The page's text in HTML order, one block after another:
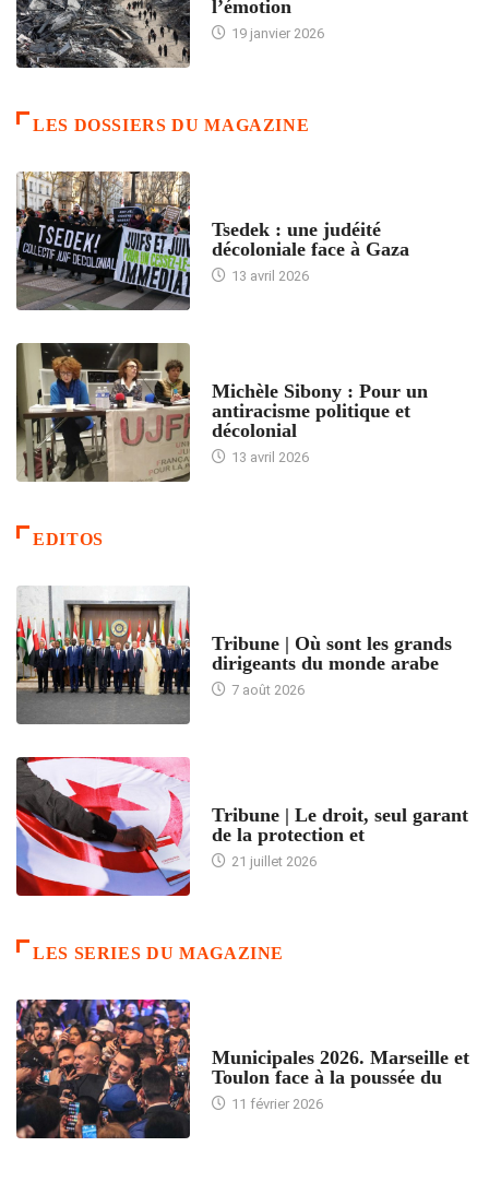
l’émotion
19 janvier 2026
LES DOSSIERS DU MAGAZINE
Tsedek : une judéité
décoloniale face à Gaza
13 avril 2026
Michèle Sibony : Pour un
antiracisme politique et
décolonial
13 avril 2026
EDITOS
Tribune | Où sont les grands
dirigeants du monde arabe
7 août 2026
Tribune | Le droit, seul garant
de la protection et
21 juillet 2026
LES SERIES DU MAGAZINE
Municipales 2026. Marseille et
Toulon face à la poussée du
11 février 2026